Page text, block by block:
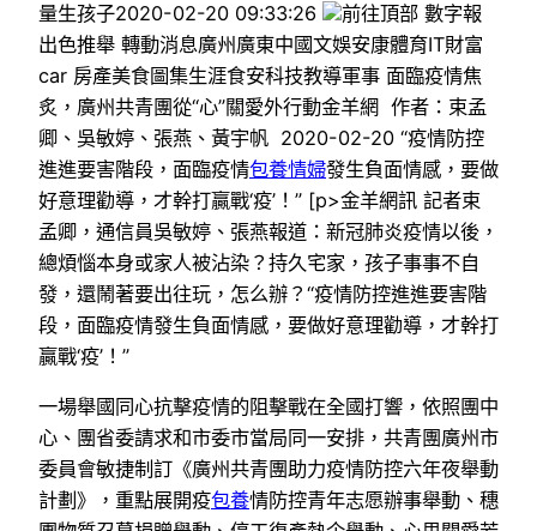
量生孩子2020-02-20 09:33:26
前往頂部 數字報
出色推舉 轉動消息廣州廣東中國文娛安康體育IT財富
car 房產美食圖集生涯食安科技教導軍事 面臨疫情焦
炙，廣州共青團從“心”關愛外行動金羊網 作者：束孟
卿、吳敏婷、張燕、黃宇帆 2020-02-20 “疫情防控
進進要害階段，面臨疫情包養情婦發生負面情感，要做
好意理勸導，才幹打贏戰‘疫’！” [p>金羊網訊 記者束
孟卿，通信員吳敏婷、張燕報道：新冠肺炎疫情以後，
總煩惱本身或家人被沾染？持久宅家，孩子事事不自
發，還鬧著要出往玩，怎么辦？“疫情防控進進要害階
段，面臨疫情發生負面情感，要做好意理勸導，才幹打
贏戰‘疫’！”
一場舉國同心抗擊疫情的阻擊戰在全國打響，依照團中
心、團省委請求和市委市當局同一安排，共青團廣州市
委員會敏捷制訂《廣州共青團助力疫情防控六年夜舉動
計劃》，重點展開疫包養情防控青年志愿辦事舉動、穗